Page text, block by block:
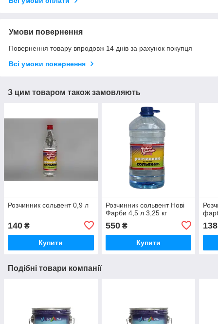
Умови повернення
Повернення товару впродовж 14 днів за рахунок покупця
Всі умови повернення
З цим товаром також замовляють
Розчинник сольвент 0,9 л
140 ₴
Купити
Розчинник сольвент Нові
Фарби 4,5 л 3,25 кг
550₴
Купити
138
Подібні товари компанії